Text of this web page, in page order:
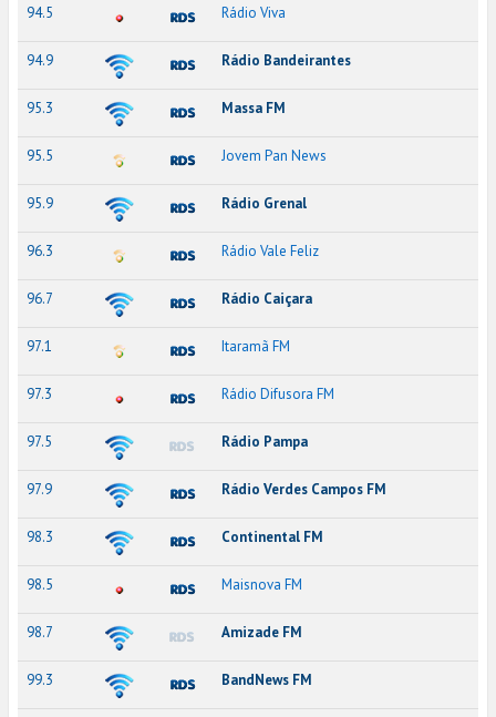
94.5 Rádio Viva
94.9 Rádio Bandeirantes
95.3 Massa FM
95.5 Jovem Pan News
95.9 Rádio Grenal
96.3 Rádio Vale Feliz
96.7 Rádio Caiçara
97.1 Itaramã FM
97.3 Rádio Difusora FM
97.5 Rádio Pampa
97.9 Rádio Verdes Campos FM
98.3 Continental FM
98.5 Maisnova FM
98.7 Amizade FM
99.3 BandNews FM